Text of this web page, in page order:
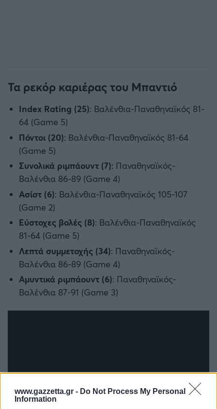
www.gazzetta.gr - Do Not Process My Personal
Information
Τα ρεκόρ καριέρας του Μπαντιό
Index Rating (25): Βαλένθια-Παναθηναϊκός 81-
64 (Game 5)
Πόντοι (20): Βαλένθια-Παναθηναϊκός 81-64
(Game 5)
Συνολικά ριμπάουντ (7): Παναθηναϊκός-
Βαλένθια 86-89 (Game 4)
Ασίστ (6): Βαλένθια-Παναθηναϊκός 105-107
(Game 2)
Εύστοχες βολές (8): Βαλένθια-Παναθηναϊκός
81-64 (Game 5)
Λεπτά συμμετοχής (34): Παναθηναϊκός-
Βαλένθια 86-89 (Game 4)
Αμυντικά ριμπάουντ (6): Παναθηναϊκός-
Βαλένθια 87-91 (Game 3)